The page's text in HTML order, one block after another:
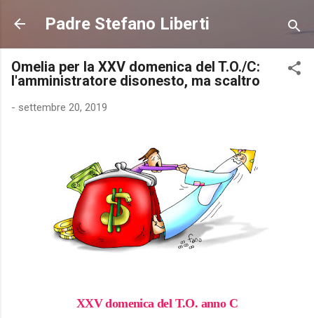
Passa ai contenuti principali
Padre Stefano Liberti
Omelia per la XXV domenica del T.O./C:
l'amministratore disonesto, ma scaltro
- settembre 20, 2019
XXV domenica del T.O. anno C